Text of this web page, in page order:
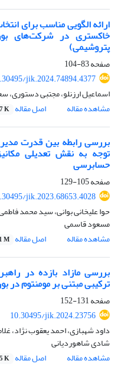
ارائه الگویی مناسب برای
خاکستری در شرکت‌های
پتروشیمی)
صفحه83-104
jik.2024.74894.4377
اسماعیل ارزنلو، مجتبی دستوری،
مشاهده مقاله
اصل مقاله K
بررسی رابطه بین قدرت
توجه به نقش تعدیلی
حسابرسی
صفحه105-129
jik.2023.68653.4028
حوا علیخانی بوانی، سید محمد
مسعود قاسمی
مشاهده مقاله
اصل مقاله M
بررسی مازاد بازده در
ترکیبی مبتنی بر مومنتوم در
صفحه131-152
10.30495/jik.2024.23756
داود شهبازی، احمد یعقوب نژاد،
شادی شاهوردیانی
مشاهده مقاله
اصل مقاله K